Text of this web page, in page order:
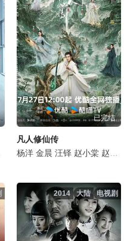
石文中 韩沛颖 苗阜
任重 郝平 白冰 董晴 徐梵溪
田美都 金海淑 金甲洙 丁文晟
已完结
凡人修仙传
杨洋 金晨 汪铎 赵小棠 赵晴
电视剧
大陆
2014